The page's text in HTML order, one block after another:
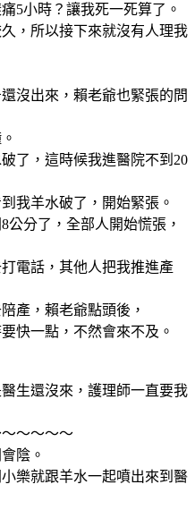
小時？讓我死一死算了。
所以接下來就沒有人理我
出來，賴老爺也緊張的問
，這時候我進醫院不到20
羊水破了，開始緊張。
分了，全部人開始慌張，
電話，其他人把我推進產
，賴老爺點頭後，
一點，不然會來不及。
還沒來，護理師一直要我
～～～～
陰。
就跟羊水一起噴出來到醫